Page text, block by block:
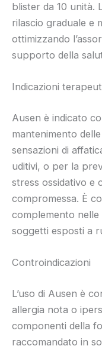
blister da 10 unità.
rilascio graduale e
ottimizzando
supporto della
Indicazioni
Ausen è indicato
mantenimento
sensazioni di
uditivi, o per la
stress ossidativo e
compromessa. È
complemento nelle
soggetti esposti a
Controindicazioni
L’uso di Ausen è
allergia nota o
componenti della
raccomandato in